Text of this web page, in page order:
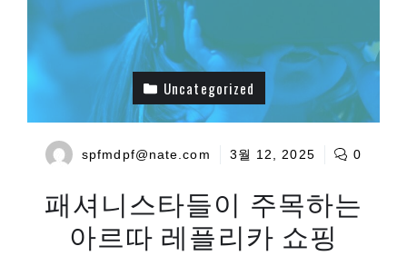
Uncategorized
spfmdpf@nate.com 3월 12, 2025 0
패셔니스타들이 주목하는
아르따 레플리카 쇼핑